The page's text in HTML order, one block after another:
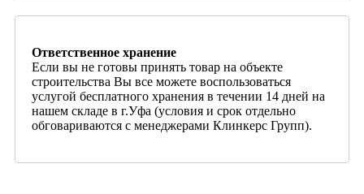
Ответственное хранение
Если вы не готовы принять товар на объекте
строительства Вы все можете воспользоваться
услугой бесплатного хранения в течении 14 дней на
нашем складе в г.Уфа (условия и срок отдельно
обговариваются с менеджерами Клинкерс Групп).